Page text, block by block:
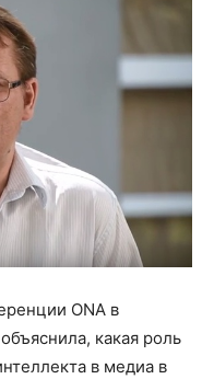
ONA в
какая роль
в медиа в